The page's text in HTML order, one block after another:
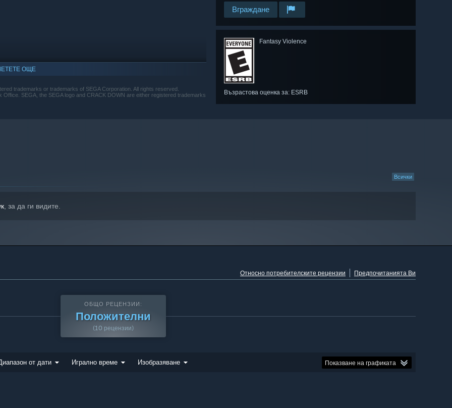
Вграждане
Fantasy Violence
Възрастова оценка за: ESRB
ОЩЕ
trademarks or trademarks of SEGA Corporation. All rights reserved.
SEGA, the SEGA logo and CRACK DOWN are either registered trademarks
Всички
, за да ги видите.
Относно потребителските рецензии Предпочитанията Ви
ОБЩО РЕЦЕНЗИИ:
Положителни
(10 рецензии)
от дати Игрално време Изобразяване Показване на графиката